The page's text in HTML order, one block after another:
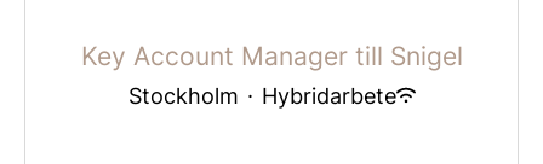
Key Account Manager till Snigel
Stockholm · Hybridarbete